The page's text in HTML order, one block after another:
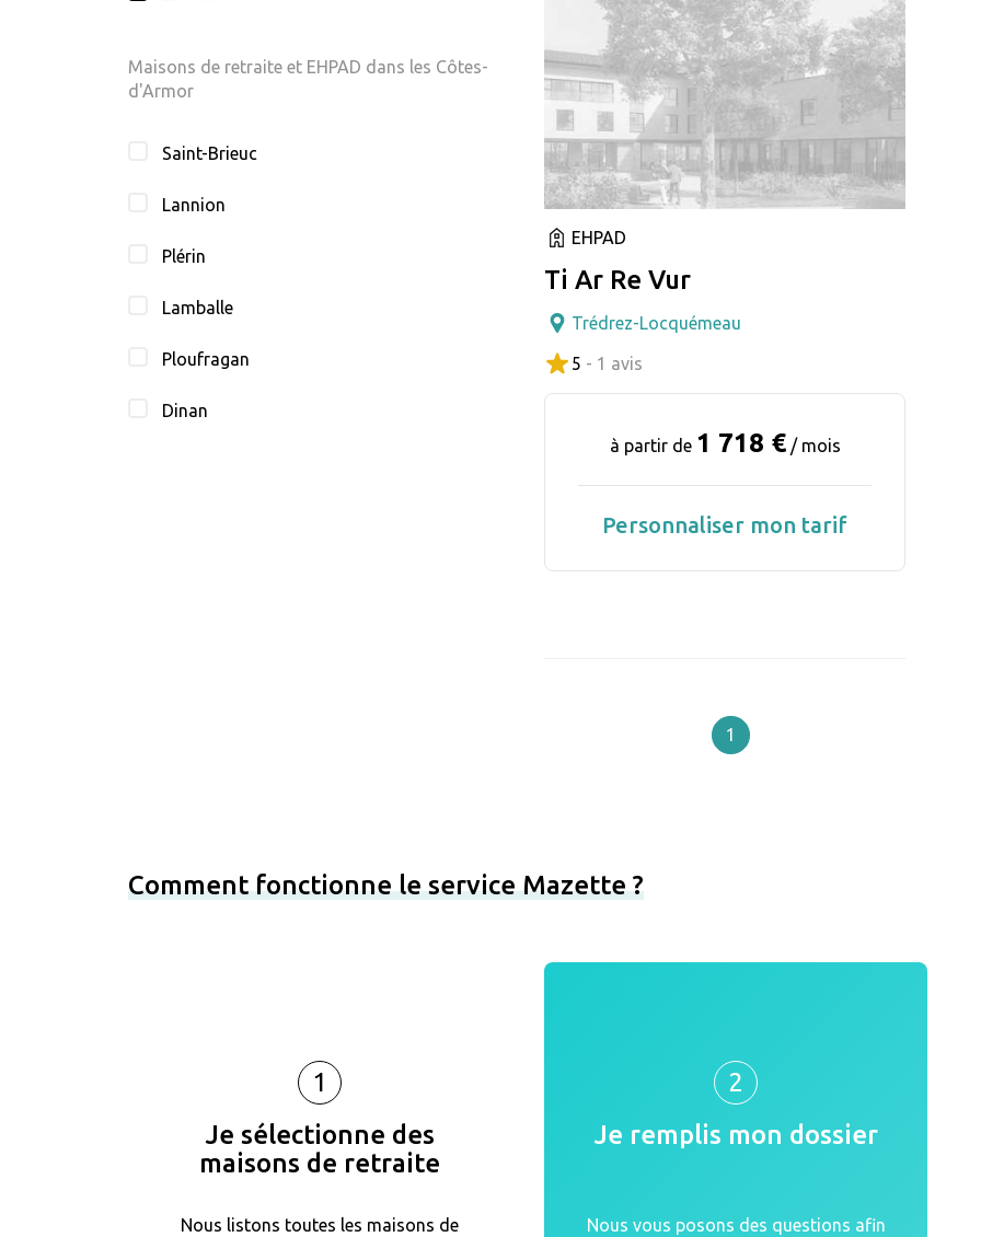
Maisons de retraite et EHPAD dans les Côtes-
d'Armor
Saint-Brieuc
Lannion
Plérin
Lamballe
Ploufragan
Dinan
EHPAD
Ti Ar Re Vur
Trédrez-Locquémeau
5 - 1 avis
à partir de 1 718 € / mois
Personnaliser mon tarif
1
Comment fonctionne le service Mazette ?
1
Je sélectionne des
maisons de retraite
Nous listons toutes les maisons de
2
Je remplis mon dossier
Nous vous posons des questions afin